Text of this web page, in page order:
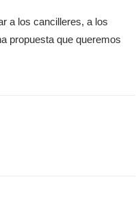
a los cancilleres, a los
propuesta que queremos